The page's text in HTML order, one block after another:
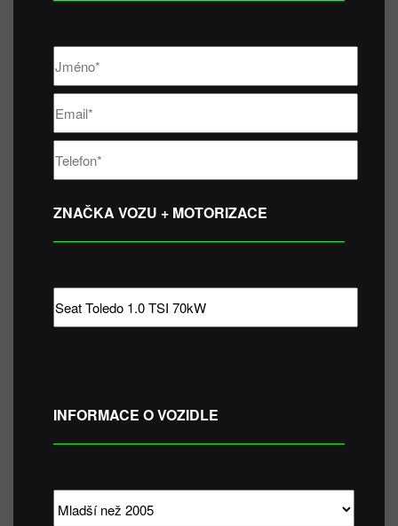
ZNAČKA VOZU + MOTORIZACE
INFORMACE O VOZIDLE